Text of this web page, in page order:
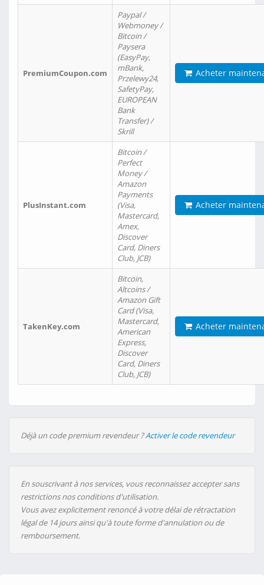
PremiumCoupon.com
Paypal /
Webmoney /
Bitcoin /
Paysera
(EasyPay,
mBank,
Przelewy24,
SafetyPay,
EUROPEAN
Bank
Transfer) /
Skrill
Acheter
PlusInstant.com
Bitcoin /
Perfect
Money /
Amazon
Payments
(Visa,
Mastercard,
Amex,
Discover
Card, Diners
Club, JCB)
Acheter
TakenKey.com
Bitcoin,
Altcoins /
Amazon Gift
Card (Visa,
Mastercard,
American
Express,
Discover
Card, Diners
Club, JCB)
Acheter
Déjà un code premium revendeur ?Activer le code revendeur
En souscrivant à nos services, vous reconnaissez accepter sans
restrictions nos conditions d'utilisation.
Vous avez explicitement renoncé à votre délai de rétractation
légal de 14 jours ainsi qu'à toute forme d'annulation ou de
remboursement.